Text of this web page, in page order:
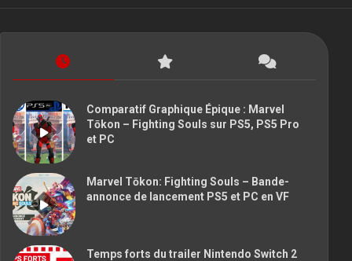
Comparatif Graphique Épique : Marvel
Tōkon – Fighting Souls sur PS5, PS5 Pro
et PC
Marvel Tōkon: Fighting Souls – Bande-
annonce de lancement PS5 et PC en VF
Temps forts du trailer Nintendo Switch 2